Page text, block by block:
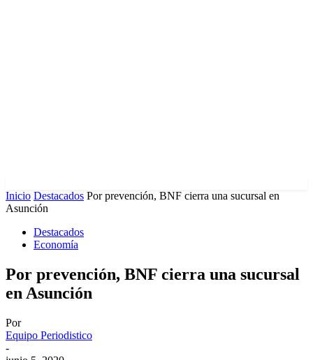
Inicio Destacados Por prevención, BNF cierra una sucursal en
Asunción
Destacados
Economía
Por prevención, BNF cierra una sucursal
en Asunción
Por
Equipo Periodistico
-